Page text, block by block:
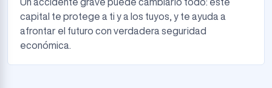
capital te protege a ti y a los tuyos, y te ayuda a
afrontar el futuro con verdadera seguridad
económica.